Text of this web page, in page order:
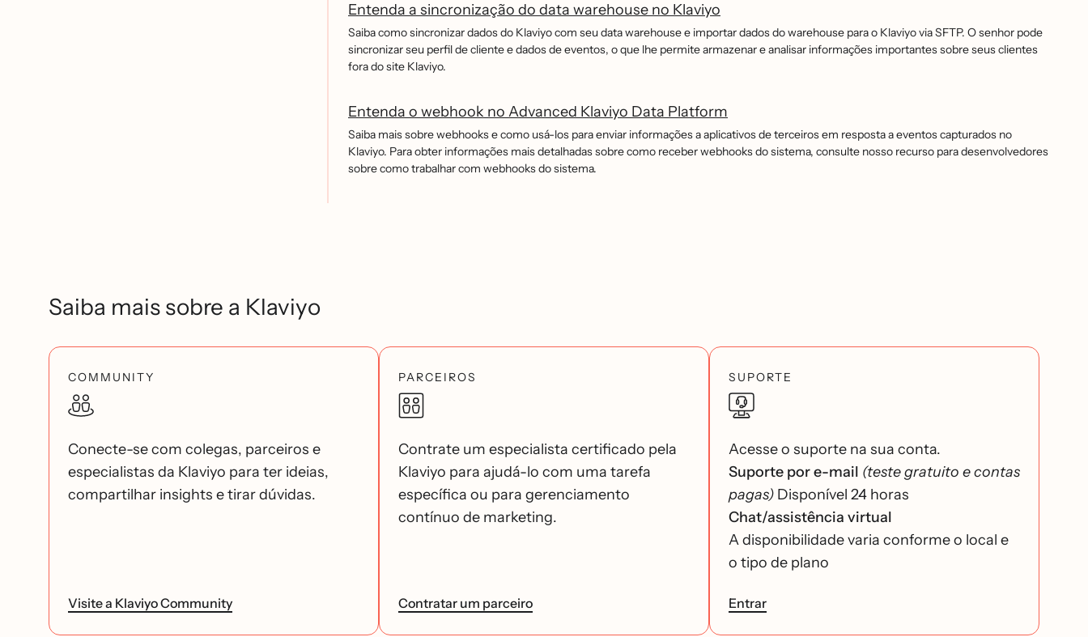
Entenda a sincronização do data warehouse no Klaviyo
Saiba como sincronizar dados do Klaviyo com seu data warehouse e importar dados do warehouse para o Klaviyo via SFTP. O senhor pode
sincronizar seu perfil de cliente e dados de eventos, o que lhe permite armazenar e analisar informações importantes sobre seus clientes
fora do site Klaviyo.
Entenda o webhook no Advanced Klaviyo Data Platform
Saiba mais sobre webhooks e como usá-los para enviar informações a aplicativos de terceiros em resposta a eventos capturados no
Klaviyo. Para obter informações mais detalhadas sobre como receber webhooks do sistema, consulte nosso recurso para desenvolvedores
sobre como trabalhar com webhooks do sistema.
Saiba mais sobre a Klaviyo
COMMUNITY
Conecte-se com colegas, parceiros e
especialistas da Klaviyo para ter ideias,
compartilhar insights e tirar dúvidas.
Visite a Klaviyo Community
PARCEIROS
Contrate um especialista certificado pela
Klaviyo para ajudá-lo com uma tarefa
específica ou para gerenciamento
contínuo de marketing.
Contratar um parceiro
SUPORTE
Acesse o suporte na sua conta.
Suporte por e-mail (teste gratuito e contas
pagas) Disponível 24 horas
Chat/assistência virtual
A disponibilidade varia conforme o local e
o tipo de plano
Entrar